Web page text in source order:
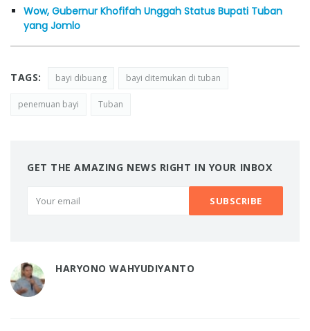
Wow, Gubernur Khofifah Unggah Status Bupati Tuban
yang Jomlo
TAGS: bayi dibuang bayi ditemukan di tuban
penemuan bayi Tuban
GET THE AMAZING NEWS RIGHT IN YOUR INBOX
HARYONO WAHYUDIYANTO